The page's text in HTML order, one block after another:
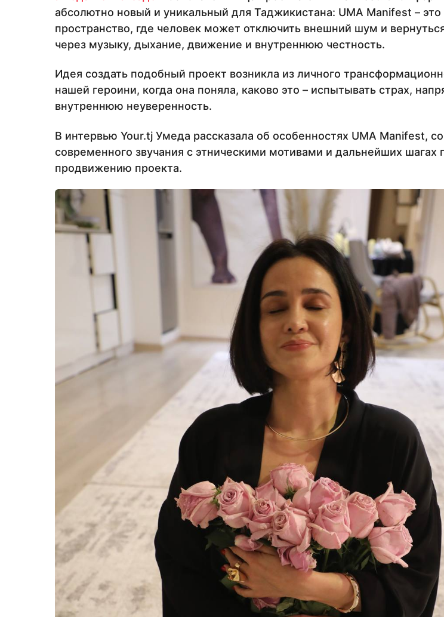
з
в
а
з
абсолютно новый и уникальный для Таджикистана: UMA Manifest – это
пространство, где человек может отключить внешний шум и
через музыку, дыхание, движение и внутреннюю честность.
Идея создать подобный проект возникла из личного
нашей героини, когда она поняла, каково это – испытывать страх,
внутреннюю неуверенность.
В интервью Your.tj Умеда рассказала об особенностях UMA Manifest,
современного звучания с этническими мотивами и дальнейших шагах
продвижению проекта.